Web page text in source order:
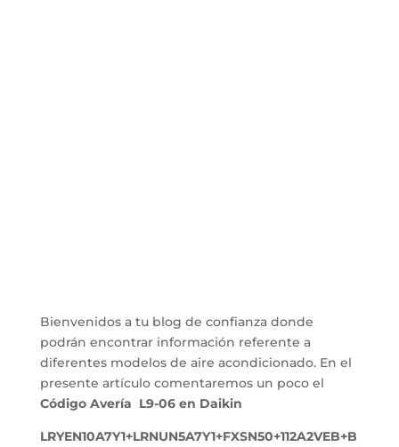
Bienvenidos a tu blog de confianza donde
podrán encontrar información referente a
diferentes modelos de aire acondicionado. En el
presente artículo comentaremos un poco el
Código Avería L9-06 en Daikin
LRYEN10A7Y1+LRNUN5A7Y1+FXSN50+112A2VEB+B